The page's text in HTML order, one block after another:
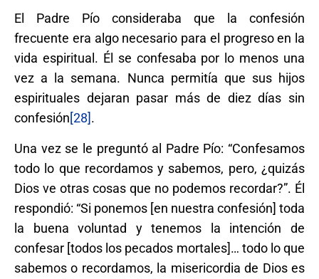
El Padre Pío consideraba que la confesión
frecuente era algo necesario para el progreso en la
vida espiritual. Él se confesaba por lo menos una
vez a la semana. Nunca permitía que sus hijos
espirituales dejaran pasar más de diez días sin
confesión[28].
Una vez se le preguntó al Padre Pío: “Confesamos
todo lo que recordamos y sabemos, pero, ¿quizás
Dios ve otras cosas que no podemos recordar?”. Él
respondió: “Si ponemos [en nuestra confesión] toda
la buena voluntad y tenemos la intención de
confesar [todos los pecados mortales]… todo lo que
sabemos o recordamos, la misericordia de Dios es